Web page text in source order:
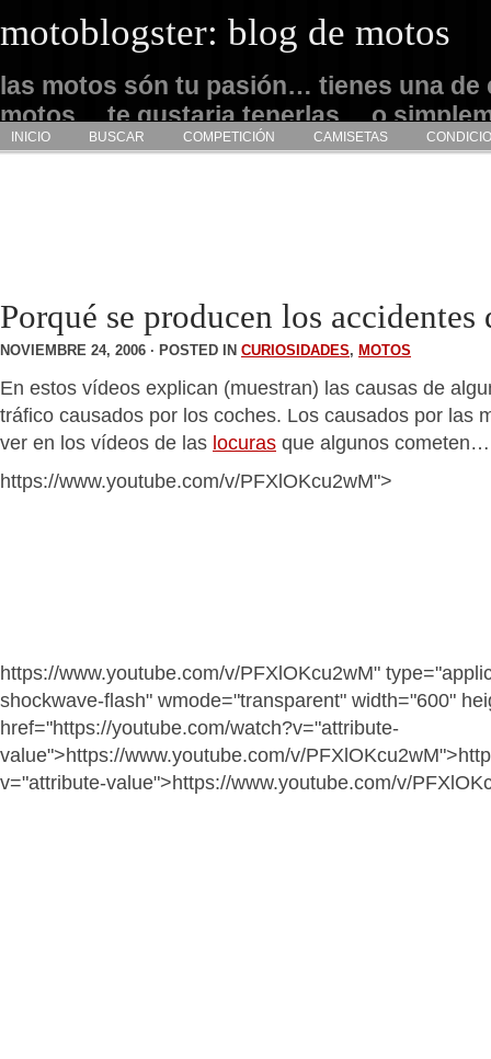
motoblogster: blog de motos
las motos són tu pasión… tienes una de
motos… te gustaria tenerlas… o
admirarlas… este es tu sitio
INICIO BUSCAR COMPETICIÓN CAMISETAS
Porqué se producen los
NOVIEMBRE 24, 2006 · POSTED IN CURIOSIDADES, MOTOS
En estos vídeos explican (muestran) las causas de
tráfico causados por los coches. Los causados por las
ver en los vídeos de las locuras que algunos cometen…
https://www.youtube.com/v/PFXlOKcu2wM">
https://www.youtube.com/v/PFXlOKcu2wM"
shockwave-flash" wmode="transparent" width="600"
href="https://youtube.com/watch?v="attribute-
value">https://www.youtube.com/v/
v="attribute-value">https://www.youtube.com/v/